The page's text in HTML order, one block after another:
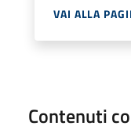
VAI ALLA
Contenuti